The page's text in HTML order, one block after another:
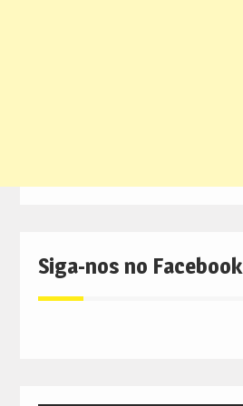
Siga-nos no Facebook